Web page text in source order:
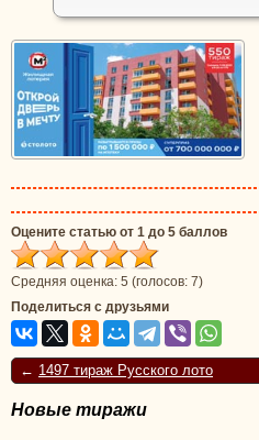
Оцените статью от 1 до 5 баллов
Средняя оценка: 5 (голосов: 7)
Поделиться с друзьями
← 1497 тираж Русского лото
Новые тиражи